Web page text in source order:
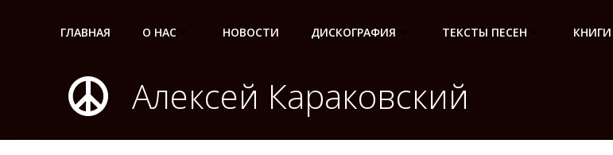
ГЛАВНАЯ О НАС НОВОСТИ ДИСКОГРАФИЯ ТЕКСТЫ ПЕСЕН КНИГИ
Алексей Караковский